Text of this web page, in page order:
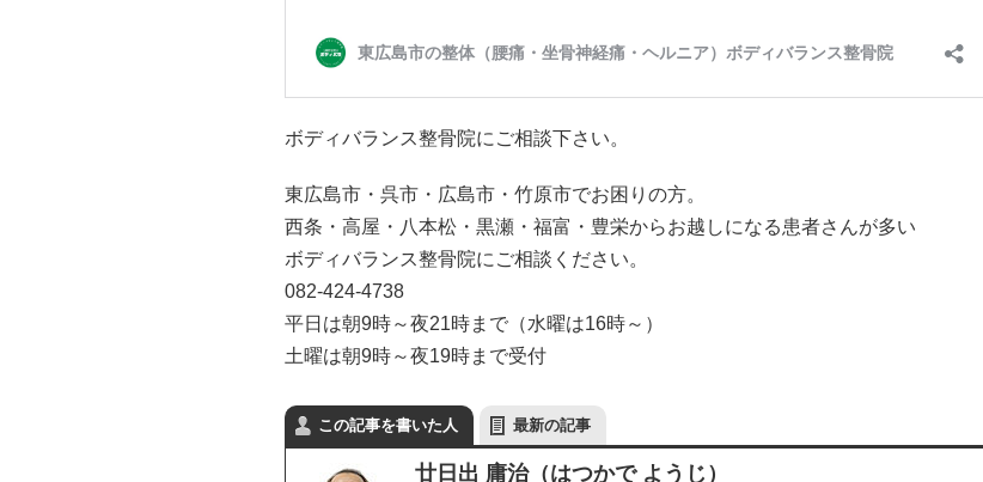
ボディバランス整骨院にご相談下さい。
東広島市・呉市・広島市・竹原市でお困りの方。
西条・高屋・八本松・黒瀬・福富・豊栄からお越しになる患者さんが多い
ボディバランス整骨院にご相談ください。
082-424-4738
平日は朝9時～夜21時まで（水曜は16時～）
土曜は朝9時～夜19時まで受付
この記事を書いた人 最新の記事
廿日出 庸治（はつかで ようじ）